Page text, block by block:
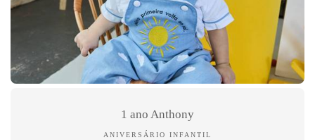
1 ano Anthony
ANIVERSÁRIO INFANTIL